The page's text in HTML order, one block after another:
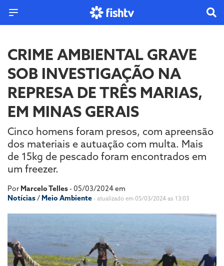
CRIME AMBIENTAL GRAVE
SOB INVESTIGAÇÃO NA
REPRESA DE TRÊS MARIAS,
EM MINAS GERAIS
Cinco homens foram presos, com apreensão
dos materiais e autuação com multa. Mais
de 15kg de pescado foram encontrados em
um freezer.
Por Marcelo Telles- 05/03/2024 em
Notícias/ Meio Ambiente - atualizado em 05/03/2024 as 13:03